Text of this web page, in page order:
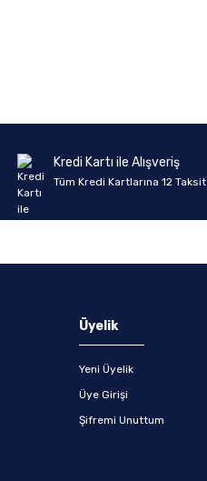
Kredi Kartı ile Alışveriş
Tüm Kredi Kartlarına 12 Taksit
Üyelik
Yeni Üyelik
Üye Girişi
Şifremi Unuttum